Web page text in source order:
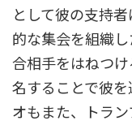
として彼の支持
的な集会を組織
合相手をはねつ
名することで彼
オもまた、トラン